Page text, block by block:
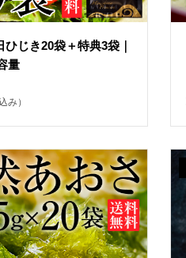
じき20袋＋特典3袋｜
量
み）